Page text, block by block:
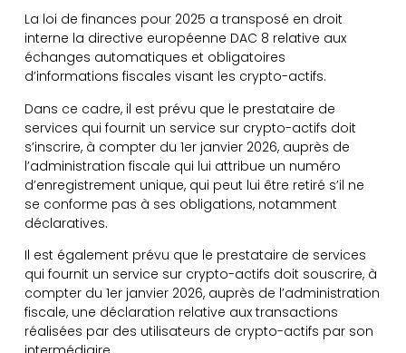
La loi de finances pour 2025 a transposé en droit
interne la directive européenne DAC 8 relative aux
échanges automatiques et obligatoires
d’informations fiscales visant les crypto-actifs.
Dans ce cadre, il est prévu que le prestataire de
services qui fournit un service sur crypto-actifs doit
s’inscrire, à compter du 1er janvier 2026, auprès de
l’administration fiscale qui lui attribue un numéro
d’enregistrement unique, qui peut lui être retiré s’il ne
se conforme pas à ses obligations, notamment
déclaratives.
Il est également prévu que le prestataire de services
qui fournit un service sur crypto-actifs doit souscrire, à
compter du 1er janvier 2026, auprès de l’administration
fiscale, une déclaration relative aux transactions
réalisées par des utilisateurs de crypto-actifs par son